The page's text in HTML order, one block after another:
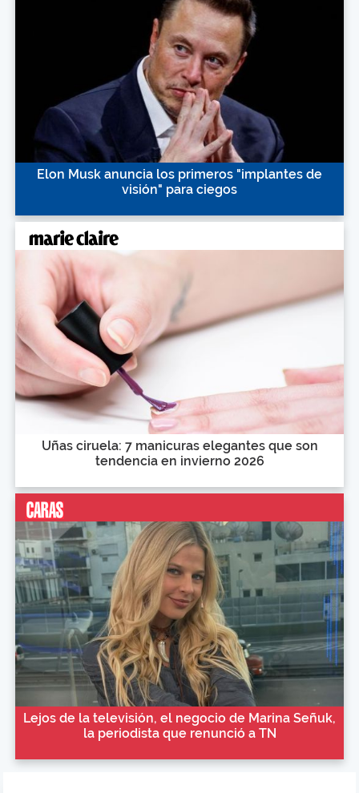
Elon Musk anuncia los primeros "implantes de
visión" para ciegos
Uñas ciruela: 7 manicuras elegantes que son
tendencia en invierno 2026
Lejos de la televisión, el negocio de Marina Señuk,
la periodista que renunció a TN